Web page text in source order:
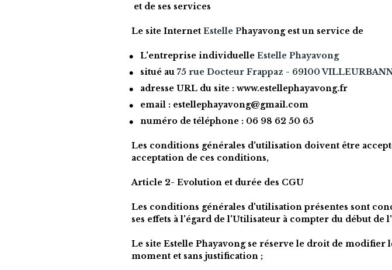
et de ses services
Le site Internet Estelle Phayavong est un service de
L'entreprise individuelle Estelle Phayavong
situé au 75 rue Docteur Frappaz - 69100
adresse URL du site : www.estellephayavong.fr
email : estellephayavong@gmail.com
numéro de téléphone : 06 98 62 50 65
Les conditions générales d'utilisation doivent être
acceptation de ces conditions,
Article 2- Evolution et durée des CGU
Les conditions générales d'utilisation présentes sont
ses effets à l'égard de l'Utilisateur à compter du début
Le site Estelle Phayavong se réserve le droit de modifier
moment et sans justification ;